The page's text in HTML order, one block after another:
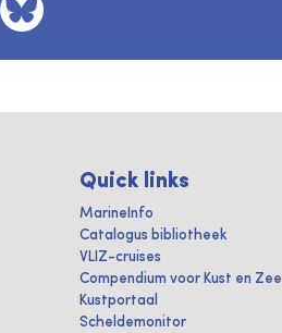
Quick links
MarineInfo
Catalogus bibliotheek
VLIZ-cruises
Compendium voor Kust en Zee
Kustportaal
Scheldemonitor